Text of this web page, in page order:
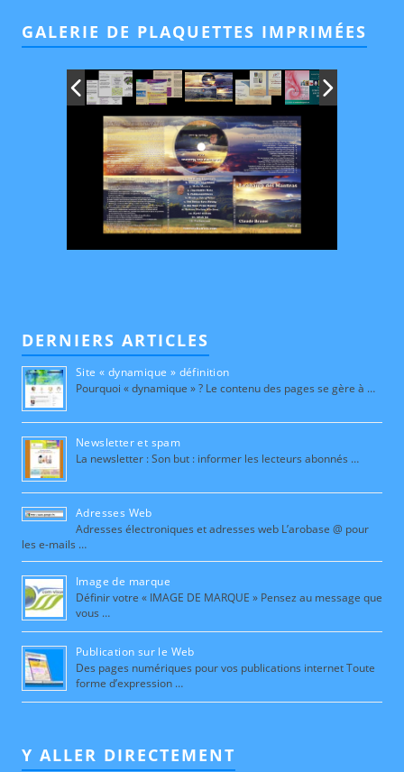
GALERIE DE PLAQUETTES IMPRIMÉES
DERNIERS ARTICLES
Site « dynamique » définition
Pourquoi « dynamique » ? Le contenu des pages se gère à …
Newsletter et spam
La newsletter : Son but : informer les lecteurs abonnés …
Adresses Web
Adresses électroniques et adresses web L’arobase @ pour
les e-mails …
Image de marque
Définir votre « IMAGE DE MARQUE » Pensez au message que
vous …
Publication sur le Web
Des pages numériques pour vos publications internet Toute
forme d’expression …
Y ALLER DIRECTEMENT